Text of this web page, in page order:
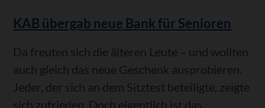
Anerkennung
Kindergartenleiterin
Heidelinde
Odenwald
KAB übergab neue Bank für Senioren
Da freuten sich die älteren Leute – und wollten
auch gleich das neue Geschenk ausprobieren.
Jeder, der sich an dem Sitztest beteiligte, zeigte
sich zufrieden. Doch eigentlich ist das